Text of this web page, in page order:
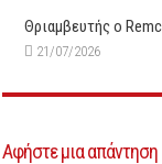
Θριαμβευτής ο
21/07/2026
Αφήστε μια απάντηση